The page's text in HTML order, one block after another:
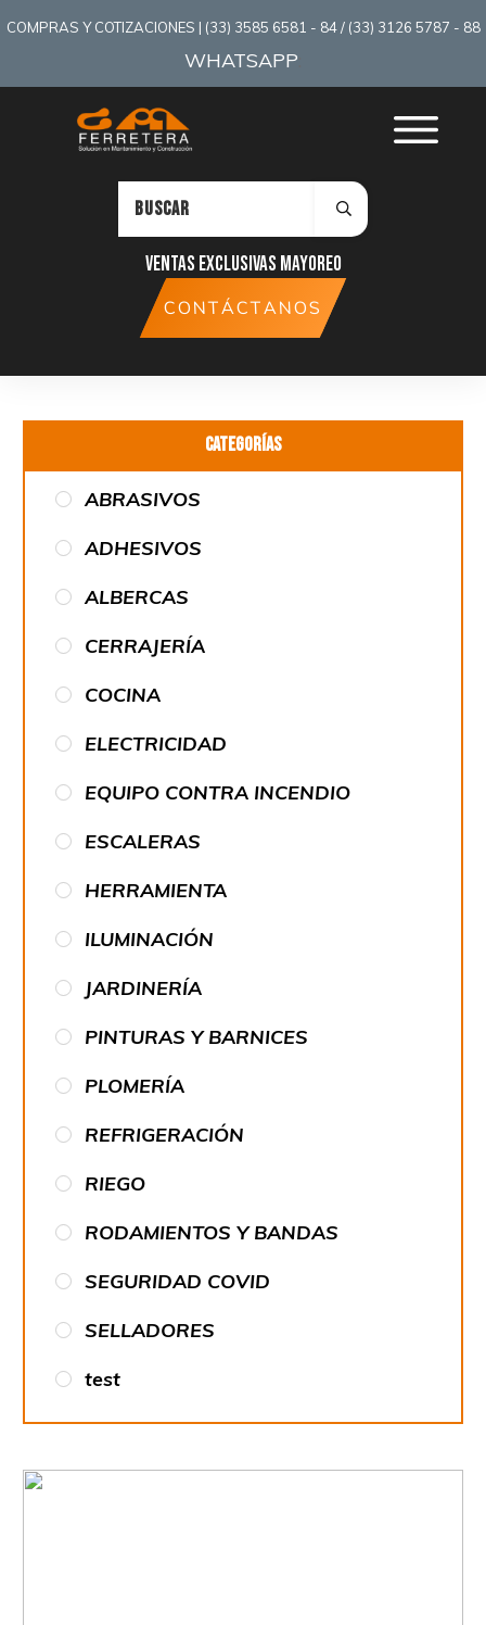
COMPRAS Y COTIZACIONES | (33) 3585 6581 - 84 / (33) 3126 5787 - 88
WHATSAPP
Ventas exclusivas mayoreo
CONTÁCTANOS
Categorías
ABRASIVOS
ADHESIVOS
ALBERCAS
CERRAJERÍA
COCINA
ELECTRICIDAD
EQUIPO CONTRA INCENDIO
ESCALERAS
HERRAMIENTA
ILUMINACIÓN
JARDINERÍA
PINTURAS Y BARNICES
PLOMERÍA
REFRIGERACIÓN
RIEGO
RODAMIENTOS Y BANDAS
SEGURIDAD COVID
SELLADORES
test